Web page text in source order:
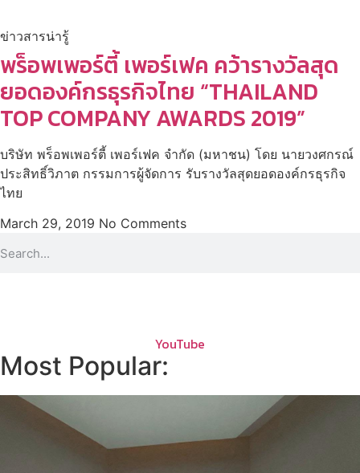
ข่าวสารน่ารู้
พร็อพเพอร์ตี้ เพอร์เฟค คว้ารางวัลสุด
ยอดองค์กรธุรกิจไทย “THAILAND
TOP COMPANY AWARDS 2019”
บริษัท พร็อพเพอร์ตี้ เพอร์เฟค จำกัด (มหาชน) โดย นายวงศกรณ์
ประสิทธิ์วิภาต กรรมการผู้จัดการ รับรางวัลสุดยอดองค์กรธุรกิจ
ไทย
March 29, 2019 No Comments
YouTube
Most Popular: